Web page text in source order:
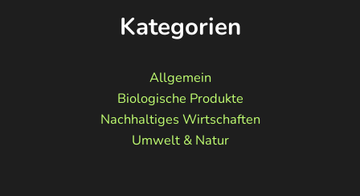
Kategorien
Allgemein
Biologische Produkte
Nachhaltiges Wirtschaften
Umwelt & Natur